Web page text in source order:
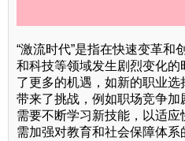
“激流时代”是指在快速变革和
和科技等领域发生剧烈变化
了更多的机遇，如新的职业
带来了挑战，例如职场竞争
需要不断学习新技能，以适应
需加强对教育和社会保障体